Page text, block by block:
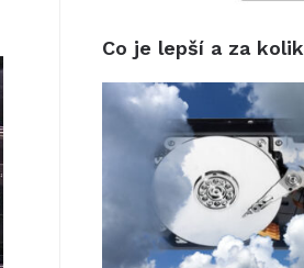
Co je lepší a za kolik